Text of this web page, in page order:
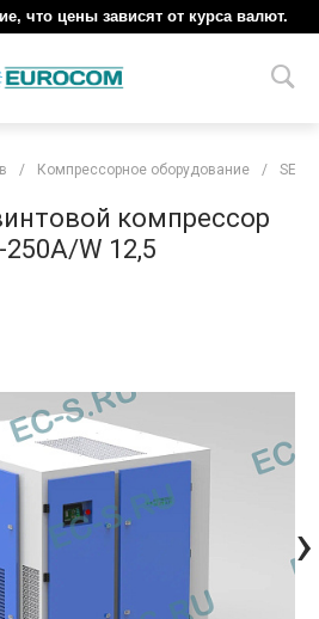
что цены зависят от курса валют.
/ Компрессорное оборудование /
компрессор
250A/W 12,5
›